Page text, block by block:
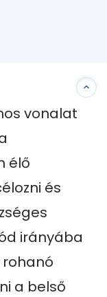
vonalat
élő
és
irányába
a belső